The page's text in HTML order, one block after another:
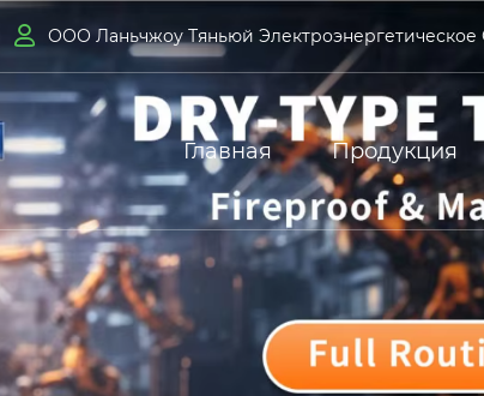
 ООО Ланьчжоу Тяньюй Электроэнергетическое
Главная Продукция